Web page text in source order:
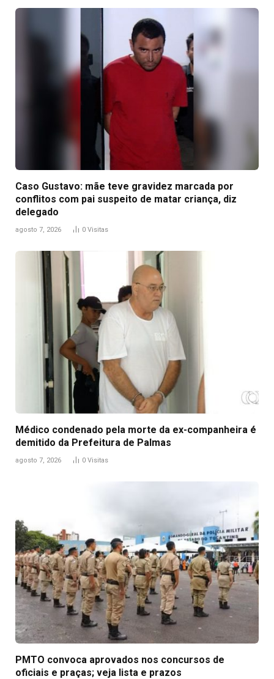
Caso Gustavo: mãe teve gravidez marcada por
conflitos com pai suspeito de matar criança, diz
delegado
agosto 7, 2026 0 Visitas
Médico condenado pela morte da ex-companheira é
demitido da Prefeitura de Palmas
agosto 7, 2026 0 Visitas
PMTO convoca aprovados nos concursos de
oficiais e praças; veja lista e prazos